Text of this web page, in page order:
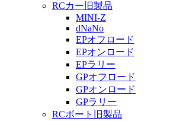
RCカー旧製品
MINI-Z
dNaNo
EPオフロード
EPオンロード
EPラリー
GPオフロード
GPオンロード
GPラリー
RCボート旧製品